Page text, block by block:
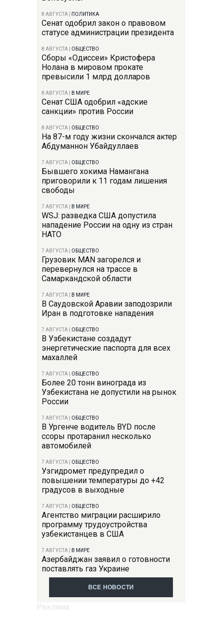
8 АВГУСТА ПОЛИТИКА
Сенат одобрил закон о правовом
статусе администрации президента
8 АВГУСТА ОБЩЕСТВО
Сборы «Одиссеи» Кристофера
Нолана в мировом прокате
превысили 1 млрд долларов
8 АВГУСТА В МИРЕ
Сенат США одобрил «адские
санкции» против России
8 АВГУСТА ОБЩЕСТВО
На 87-м году жизни скончался актер
Абдуманнон Убайдуллаев
7 АВГУСТА ОБЩЕСТВО
Бывшего хокима Намангана
приговорили к 11 годам лишения
свободы
7 АВГУСТА В МИРЕ
WSJ: разведка США допустила
нападение России на одну из стран
НАТО
7 АВГУСТА ОБЩЕСТВО
Грузовик MAN загорелся и
перевернулся на трассе в
Самаркандской области
7 АВГУСТА В МИРЕ
В Саудовской Аравии заподозрили
Иран в подготовке нападения
7 АВГУСТА ОБЩЕСТВО
В Узбекистане создадут
энергетические паспорта для всех
махаллей
7 АВГУСТА ОБЩЕСТВО
Более 20 тонн винограда из
Узбекистана не допустили на рынок
России
7 АВГУСТА ОБЩЕСТВО
В Ургенче водитель BYD после
ссоры протаранил несколько
автомобилей
7 АВГУСТА ОБЩЕСТВО
Узгидромет предупредил о
повышении температуры до +42
градусов в выходные
7 АВГУСТА ОБЩЕСТВО
Агентство миграции расширило
программу трудоустройства
узбекистанцев в США
7 АВГУСТА В МИРЕ
Азербайджан заявил о готовности
поставлять газ Украине
ВСЕ НОВОСТИ